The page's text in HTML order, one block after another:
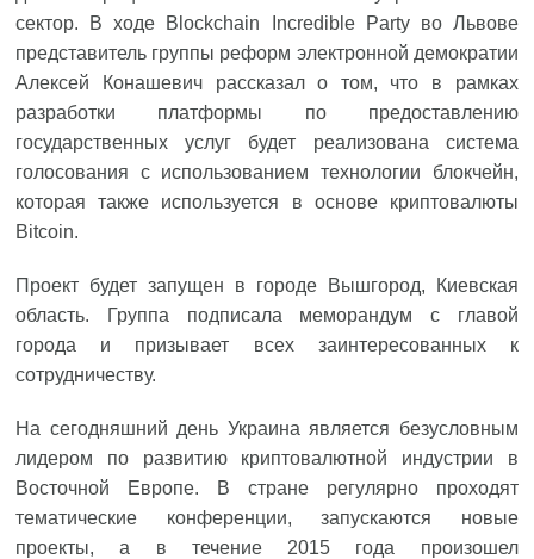
сектор. В ходе Blockchain Incredible Party во Львове
представитель группы реформ электронной демократии
Алексей Конашевич рассказал о том, что в рамках
разработки платформы по предоставлению
государственных услуг будет реализована система
голосования с использованием технологии блокчейн,
которая также используется в основе криптовалюты
Bitcoin.
Проект будет запущен в городе Вышгород, Киевская
область. Группа подписала меморандум с главой
города и призывает всех заинтересованных к
сотрудничеству.
На сегодняшний день Украина является безусловным
лидером по развитию криптовалютной индустрии в
Восточной Европе. В стране регулярно проходят
тематические конференции, запускаются новые
проекты, а в течение 2015 года произошел